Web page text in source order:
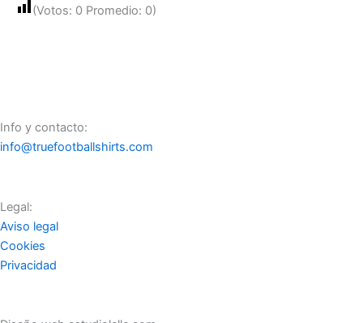
(Votos: 0 Promedio: 0)
Info y contacto:
info@truefootballshirts.com
Legal:
Aviso legal
Cookies
Privacidad